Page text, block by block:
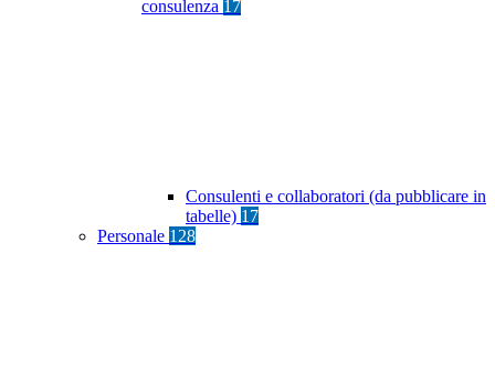
consulenza 17
Consulenti e collaboratori (da pubblicare in
tabelle) 17
Personale 128